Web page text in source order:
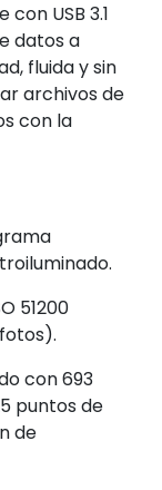
USB 3.1
datos a
fluida y sin
archivos de
con la
51200
con 693
puntos de
de